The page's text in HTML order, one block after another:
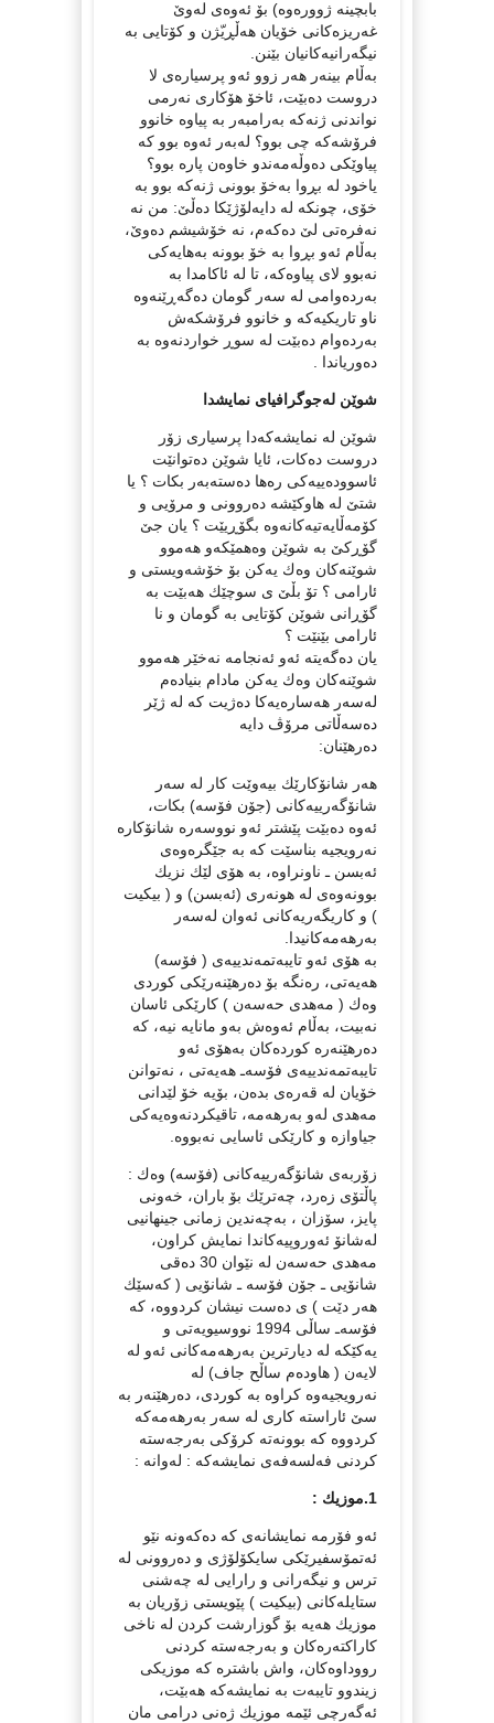
بابچینه‌ ژووره‌وه‌) بۆ ئه‌وه‌ی له‌وێ‌
غه‌ریزه‌كانی خۆیان هه‌ڵڕیّژن و كۆتایی به‌
نیگه‌رانیه‌كانیان بێنن.
به‌ڵام بینه‌ر هه‌ر زوو ئه‌و پرسیاره‌ی لا
دروست ده‌بێت، ئاخۆ هۆكاری نه‌رمی
نواندنی ژنه‌كه‌ به‌رامبه‌ر به‌ پیاوه‌ خانوو
فرۆشه‌كه‌ چی بوو؟ له‌به‌ر ئه‌وه‌ بوو كه‌
پیاوێكی ده‌وڵه‌مه‌ندو خاوه‌ن پاره‌ بوو؟
یاخود له‌ بڕوا به‌خۆ بوونی ژنه‌كه‌ بوو به‌
خۆی، چونكه‌ له‌ دایه‌لۆژێكا ده‌ڵێ‌: من نه‌
نه‌فره‌تی لێ‌ ده‌كه‌م، نه‌ خۆشیشم ده‌وێ‌،
به‌ڵام ئه‌و بڕوا به‌ خۆ بوونه‌ به‌هایه‌كی
نه‌بوو لای پیاوه‌كه‌، تا له‌ ئاكامدا به‌
به‌رده‌وامی له‌ سه‌ر گومان ده‌گه‌ڕێنه‌وه‌
ناو تاریكیه‌كه‌ و خانوو فرۆشكه‌ش
به‌رده‌وام ده‌بێت له‌ سوڕ خواردنه‌وه‌ به‌
ده‌وریاندا .
شوێن له‌جوگرافیای نمایشدا
شوێن له‌ نمایشه‌كه‌دا پرسیاری زۆر
دروست ده‌كات، ئایا شوێن ده‌توانێت
ئاسووده‌ییه‌كی ره‌ها ده‌سته‌به‌ر بكات ؟ یا
شتێ‌ له‌ هاوكێشه‌ ده‌روونی و مرۆیی و
كۆمه‌ڵایه‌تیه‌كانه‌وه‌ بگۆڕیێت ؟ یان جێ‌
گۆڕكێ‌ به‌ شوێن وه‌همێكه‌و هه‌موو
شوێنه‌كان وه‌ك یه‌كن بۆ خۆشه‌ویستی و
ئارامی ؟ تۆ بڵێ‌ ی سوچێك هه‌بێت به‌
گۆڕانی شوێن كۆتایی به‌ گومان و نا
ئارامی بێنێت ؟
یان ده‌گه‌یته‌ ئه‌و ئه‌نجامه‌ نه‌خێر هه‌موو
شوێنه‌كان وه‌ك یه‌كن مادام بنیاده‌م
له‌سه‌ر هه‌ساره‌یه‌كا ده‌ژیت كه‌ له‌ ژێر
ده‌سه‌ڵاتی مرۆڤ دایه‌
ده‌رهێنان:
هه‌ر شانۆكارێك بیه‌وێت كار له‌ سه‌ر
شانۆگه‌رییه‌كانی (جۆن فۆسه‌) بكات،
ئه‌وه‌ ده‌بێت پێشتر ئه‌و نووسه‌ره‌ شانۆكاره‌
نه‌رویجیه‌ بناسێت كه‌ به‌ جێگره‌وه‌ی
ئه‌بسن ـ ناونراوه‌، به‌ هۆی لێك نزیك
بوونه‌وه‌ی له‌ هونه‌ری (ئه‌بسن) و ( بیكیت
) و كاریگه‌ریه‌كانی ئه‌وان له‌سه‌ر
به‌رهه‌مه‌كانیدا.
به‌ هۆی ئه‌و تایبه‌تمه‌ندییه‌ی ( فۆسه‌)
هه‌یه‌تی، ره‌نگه‌ بۆ ده‌رهێنه‌رێكی كوردی
وه‌ك ( مه‌هدی حه‌سه‌ن ) كارێكی ئاسان
نه‌بیت، به‌ڵام ئه‌وه‌ش به‌و مانایه‌ نیه‌، كه‌
ده‌رهێنه‌ره‌ كورده‌كان به‌هۆی ئه‌و
تایبه‌تمه‌ندییه‌ی فۆسه‌ـ هه‌یه‌تی ، نه‌توانن
خۆیان له‌ قه‌ره‌ی بده‌ن، بۆیه‌ خۆ لێدانی
مه‌هدی له‌و به‌رهه‌مه‌، تاقیكردنه‌وه‌یه‌كی
جیاوازه‌ و كارێكی ئاسایی نه‌بووه‌.
زۆربه‌ی شانۆگه‌رییه‌كانی (فۆسه‌) وه‌ك :
پاڵتۆی زه‌رد، چه‌ترێك بۆ باران، خه‌ونی
پایز، سۆزان ، به‌چه‌ندین زمانی جینهانیی
له‌شانۆ ئه‌وروپیه‌كاندا نمایش كراون،
مه‌هدی حه‌سه‌ن له‌ نێوان 30 ده‌قی
شانۆیی ـ جۆن فۆسه‌ ـ شانۆیی ( كه‌سێك
هه‌ر دێت ) ی ده‌ست نیشان كردووه‌، كه‌
فۆسه‌ـ ساڵی 1994 نووسیویه‌تی و
یه‌كێكه‌ له‌ دیارترین به‌رهه‌مه‌كانی ئه‌و له‌
لایه‌ن ( هاوده‌م ساڵح جاف) له‌
نه‌رویجیه‌وه‌ كراوه‌ به‌ كوردی، ده‌رهێنه‌ر به‌
سێ‌ ئاراسته‌ كاری له‌ سه‌ر به‌رهه‌مه‌كه‌
كردووه‌ كه‌ بوونه‌ته‌ كرۆكی به‌رجه‌سته‌
كردنی فه‌لسه‌فه‌ی نمایشه‌كه‌ : له‌وانه‌ :
1.موزیك :
ئه‌و فۆرمه‌ نمایشانه‌ی كه‌ ده‌كه‌ونه‌ نێو
ئه‌تمۆسفیرێكی سایكۆلۆژی و ده‌روونی له‌
ترس و نیگه‌رانی و رارایی له‌ چه‌شنی
ستایله‌كانی (بیكیت ) پێویستی زۆریان به‌
موزیك هه‌یه‌ بۆ گوزارشت كردن له‌ ناخی
كاراكته‌ره‌كان و به‌رجه‌سته‌ كردنی
رووداوه‌كان، واش باشتره‌ كه‌ موزیكی
زیندوو تایبه‌ت به‌ نمایشه‌كه‌ هه‌بێت،
ئه‌گه‌رچی ئێمه‌ موزیك ژه‌نی درامی مان